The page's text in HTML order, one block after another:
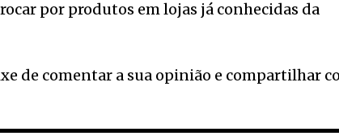
por produtos em lojas já conhecidas da
de comentar a sua opinião e compartilhar